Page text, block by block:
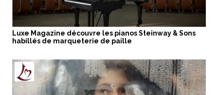
Luxe Magazine découvre les pianos Steinway & Sons
habillés de marqueterie de paille